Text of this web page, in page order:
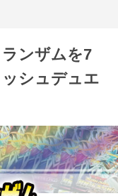
ランザムを7
シュデュエ